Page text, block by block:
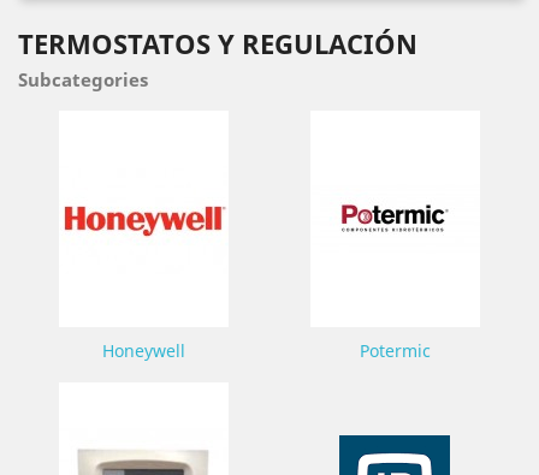
TERMOSTATOS Y REGULACIÓN
Subcategories
Honeywell Potermic